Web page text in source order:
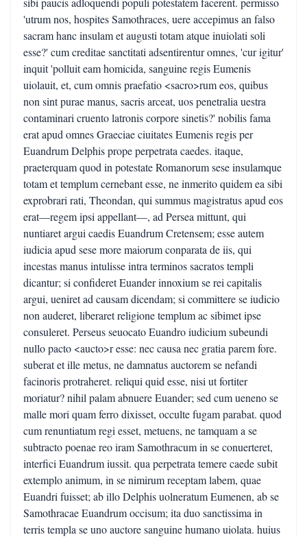
'utrum nos, hospites Samothraces, uere accepimus an falso
sacram hanc insulam et augusti totam atque inuiolati soli
esse?' cum creditae sanctitati adsentirentur omnes, 'cur igitur'
inquit 'polluit eam homicida, sanguine regis Eumenis
uiolauit, et, cum omnis praefatio <sacro>rum eos, quibus
non sint purae manus, sacris arceat, uos penetralia uestra
contaminari cruento latronis corpore sinetis?' nobilis fama
erat apud omnes Graeciae ciuitates Eumenis regis per
Euandrum Delphis prope perpetrata caedes. itaque,
praeterquam quod in potestate Romanorum sese insulamque
totam et templum cernebant esse, ne inmerito quidem ea sibi
exprobrari rati, Theondan, qui summus magistratus apud eos
erat—regem ipsi appellant—, ad Persea mittunt, qui
nuntiaret argui caedis Euandrum Cretensem; esse autem
iudicia apud sese more maiorum conparata de iis, qui
incestas manus intulisse intra terminos sacratos templi
dicantur; si confideret Euander innoxium se rei capitalis
argui, ueniret ad causam dicendam; si committere se iudicio
non auderet, liberaret religione templum ac sibimet ipse
consuleret. Perseus seuocato Euandro iudicium subeundi
nullo pacto <aucto>r esse: nec causa nec gratia parem fore.
suberat et ille metus, ne damnatus auctorem se nefandi
facinoris protraheret. reliqui quid esse, nisi ut fortiter
moriatur? nihil palam abnuere Euander; sed cum ueneno se
malle mori quam ferro dixisset, occulte fugam parabat. quod
cum renuntiatum regi esset, metuens, ne tamquam a se
subtracto poenae reo iram Samothracum in se conuerteret,
interfici Euandrum iussit. qua perpetrata temere caede subit
extemplo animum, in se nimirum receptam labem, quae
Euandri fuisset; ab illo Delphis uolneratum Eumenen, ab se
Samothracae Euandrum occisum; ita duo sanctissima in
terris templa se uno auctore sanguine humano uiolata. huius